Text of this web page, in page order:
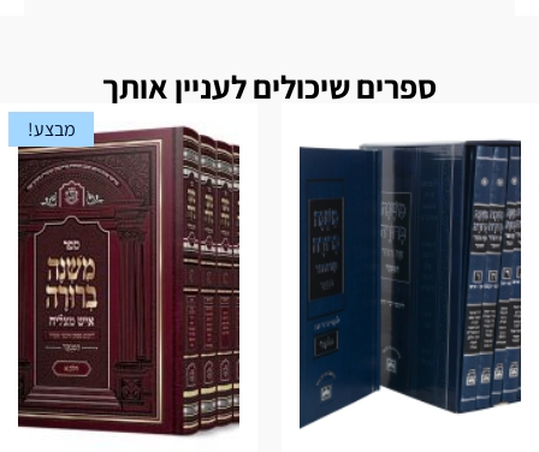
ספרים שיכולים לעניין אותך
מבצע!